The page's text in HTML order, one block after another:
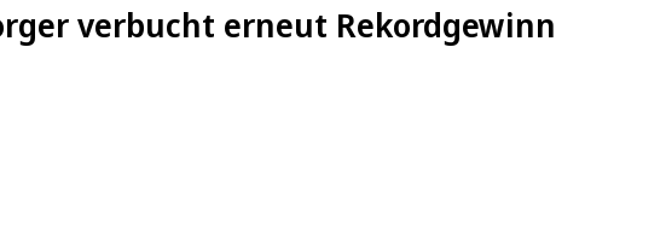
verbucht erneut Rekordgewinn